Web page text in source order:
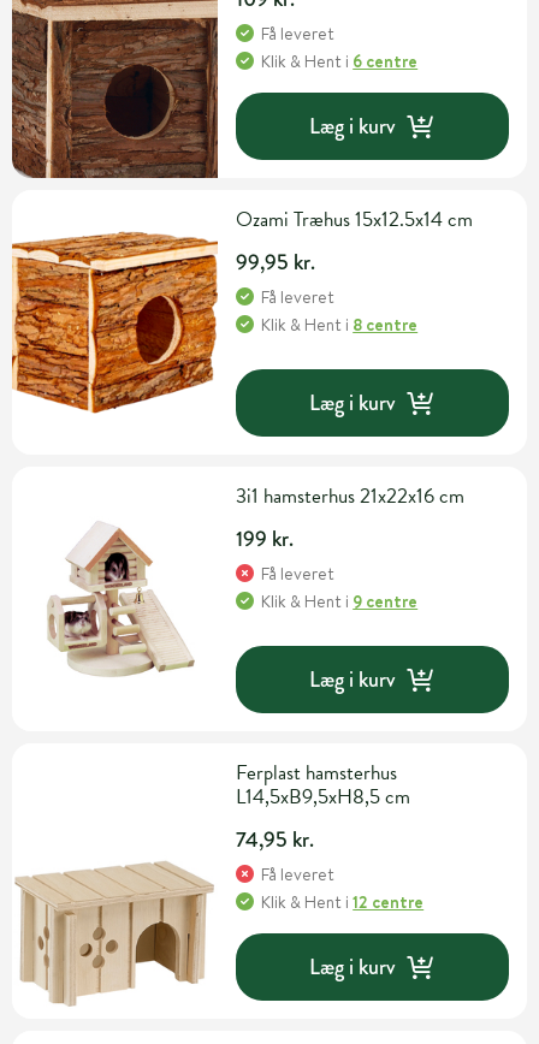
Få leveret
Klik & Hent i 6 centre
Læg i kurv
Ozami Træhus 15x12.5x14 cm
99,95 kr.
Få leveret
Klik & Hent i 8 centre
Læg i kurv
3i1 hamsterhus 21x22x16 cm
199 kr.
Få leveret
Klik & Hent i 9 centre
Læg i kurv
Ferplast hamsterhus
L14,5xB9,5xH8,5 cm
74,95 kr.
Få leveret
Klik & Hent i12 centre
Læg i kurv